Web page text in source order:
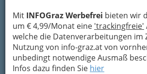
Mit INFOGraz Werbefrei bieten wir
um € 4,99/Monat eine 'trackingfreie'
welche die Datenverarbeitungen im
Nutzung von info-graz.at von
unbedingt notwendige Ausmaß
Infos dazu finden Sie hier